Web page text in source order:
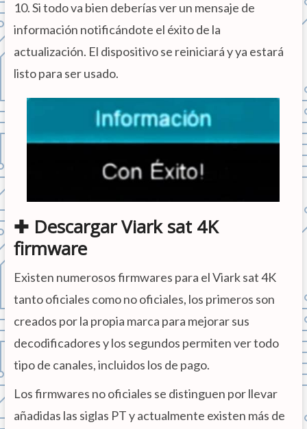
10. Si todo va bien deberías ver un mensaje de
información notificándote el éxito de la
actualización. El dispositivo se reiniciará y ya estará
listo para ser usado.
✚ Descargar Viark sat 4K
firmware
Existen numerosos firmwares para el Viark sat 4K
tanto oficiales como no oficiales, los primeros son
creados por la propia marca para mejorar sus
decodificadores y los segundos permiten ver todo
tipo de canales, incluidos los de pago.
Los firmwares no oficiales se distinguen por llevar
añadidas las siglas PT y actualmente existen más de